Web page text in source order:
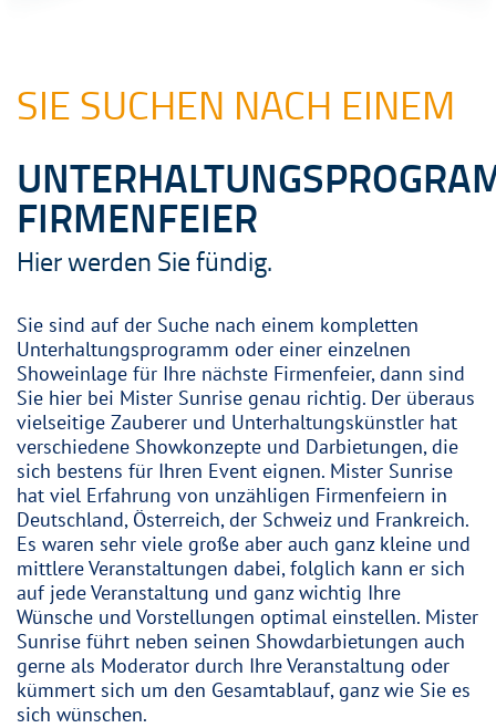
SIE SUCHEN NACH EINEM
FIRMENFEIER
Hier werden Sie fündig.
Sie sind auf der Suche nach einem kompletten
Unterhaltungsprogramm oder einer einzelnen
Showeinlage für Ihre nächste Firmenfeier, dann sind
Sie hier bei Mister Sunrise genau richtig. Der überaus
vielseitige Zauberer und Unterhaltungskünstler hat
verschiedene Showkonzepte und Darbietungen, die
sich bestens für Ihren Event eignen. Mister Sunrise
hat viel Erfahrung von unzähligen Firmenfeiern in
Deutschland, Österreich, der Schweiz und Frankreich.
Es waren sehr viele große aber auch ganz kleine und
mittlere Veranstaltungen dabei, folglich kann er sich
auf jede Veranstaltung und ganz wichtig Ihre
Wünsche und Vorstellungen optimal einstellen. Mister
Sunrise führt neben seinen Showdarbietungen auch
gerne als Moderator durch Ihre Veranstaltung oder
kümmert sich um den Gesamtablauf, ganz wie Sie es
sich wünschen.